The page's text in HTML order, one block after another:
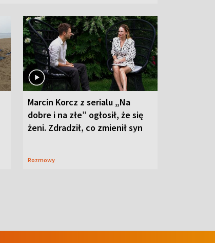
Marcin Korcz z serialu „Na
dobre i na złe” ogłosił, że się
żeni. Zdradził, co zmienił syn
Rozmowy